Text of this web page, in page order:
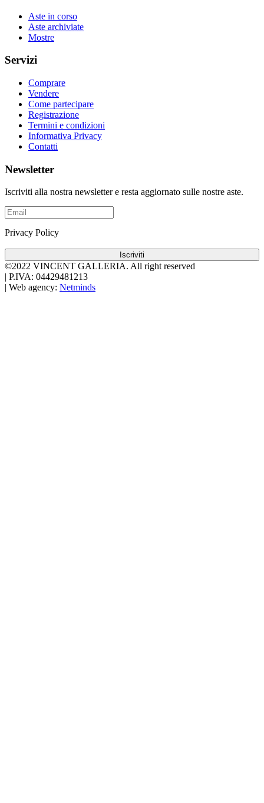
Aste in corso
Aste archiviate
Mostre
Servizi
Comprare
Vendere
Come partecipare
Registrazione
Termini e condizioni
Informativa Privacy
Contatti
Newsletter
Iscriviti alla nostra newsletter e resta aggiornato sulle nostre aste.
Privacy Policy
Iscriviti
©2022 VINCENT GALLERIA. All right reserved
P.IVA: 04429481213
Web agency: Netminds